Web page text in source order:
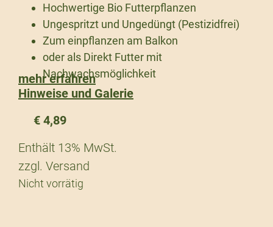
Hochwertige Bio Futterpflanzen
Ungespritzt und Ungedüngt (Pestizidfrei)
Zum einpflanzen am Balkon
oder als Direkt Futter mit
Nachwachsmöglichkeit
mehr erfahren
Hinweise und Galerie
€ 4,89
Enthält 13% MwSt.
zzgl. Versand
Nicht vorrätig